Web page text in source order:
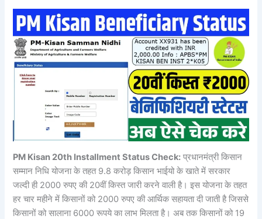
PM Kisan 20th Installment Status Check: प्रधानमंत्री किसान
सम्मान निधि योजना के तहत 9.8 करोड़ किसान भाईयो के खाते में सरकार
जल्दी ही 2000 रुपए की 20वीं किस्त जारी करने वाली है। इस योजना के तहत
हर चार महीने में किसानों को 2000 रुपए की आर्थिक सहायता दी जाती है जिससे
किसानों को सालाना 6000 रूपये का लाभ मिलता है। अब तक किसानों को 19